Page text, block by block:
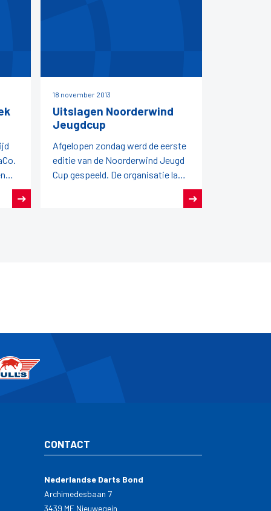
18 november 2013
Uitslagen Noorderwind
Jeugdcup
Afgelopen zondag werd de eerste
editie van de Noorderwind Jeugd
Cup gespeeld. De organisatie lag
in handen van de FDB en zij zetten
CONTACT
Nederlandse Darts Bond
Archimedesbaan 7
3439 ME Nieuwegein